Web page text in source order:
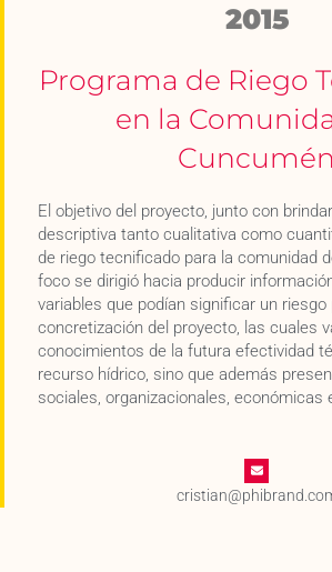
2015
Programa de Riego
en la
Cuncumén
El objetivo del proyecto, junto con
descriptiva tanto cualitativa como
de riego tecnificado para la comunidad
foco se dirigió hacia producir
variables que podían significar un riesgo
concretización del proyecto, las cuales
conocimientos de la futura efectividad
recurso hídrico, sino que además
sociales, organizacionales, económicas